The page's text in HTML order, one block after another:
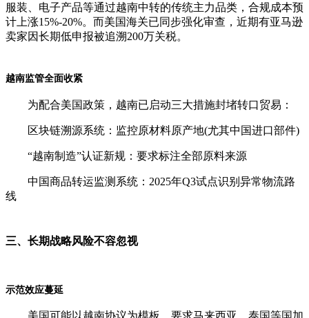
服装、电子产品等通过越南中转的传统主力品类，合规成本预
计上涨15%-20%。而美国海关已同步强化审查，近期有亚马逊
卖家因长期低申报被追溯200万关税。
越南监管全面收紧
为配合美国政策，越南已启动三大措施封堵转口贸易：
区块链溯源系统：监控原材料原产地(尤其中国进口部件)
“越南制造”认证新规：要求标注全部原料来源
中国商品转运监测系统：2025年Q3试点识别异常物流路
线
三、长期战略风险不容忽视
示范效应蔓延